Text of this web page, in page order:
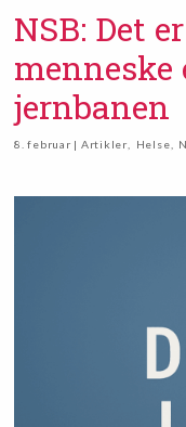
NSB: Det
jernbanen
8. februar | Artikler Helse